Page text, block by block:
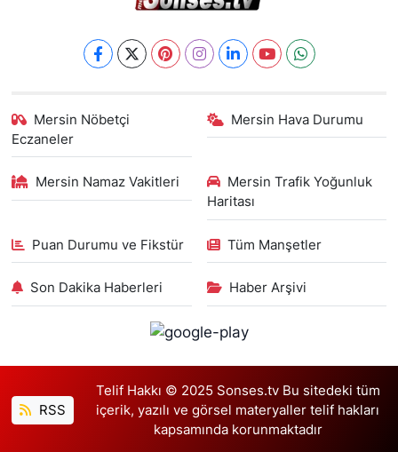
Mersin Nöbetçi
Eczaneler
Mersin Hava Durumu
Mersin Namaz Vakitleri
Mersin Trafik Yoğunluk
Haritası
Puan Durumu ve Fikstür Tüm Manşetler
Son Dakika Haberleri Haber Arşivi
RSS
Telif Hakkı © 2025 Sonses.tv Bu sitedeki tüm
içerik, yazılı ve görsel materyaller telif hakları
kapsamında korunmaktadır